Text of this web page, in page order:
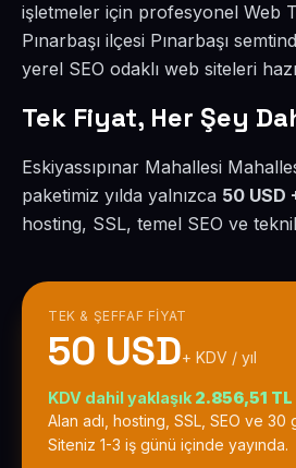
işletmeler için profesyonel Web
Pınarbaşı ilçesi Pınarbaşı
yerel SEO odaklı web siteleri
Tek Fiyat, Her Şey
Eskiyassıpınar Mahallesi
paketimiz yılda yalnızca 50 USD
hosting, SSL, temel SEO ve
TEK & ŞEFFAF FIYAT
50 USD+ KDV / yıl
KDV dahil yaklaşık 2.856,51 TL
Alan adı, hosting, SSL, SEO ve
Siteniz 1-3 iş günü içinde yayında.